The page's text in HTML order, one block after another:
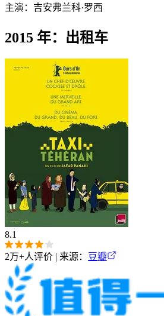
主演： 吉安弗兰科·罗西
2015 年：出租车
8.1
2万+人评价 | 来源： 豆瓣